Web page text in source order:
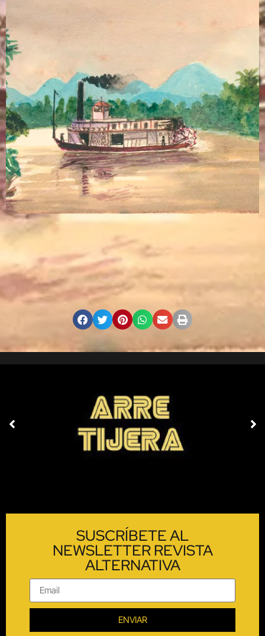
SUSCRÍBETE AL
NEWSLETTER REVISTA
ALTERNATIVA
ENVIAR